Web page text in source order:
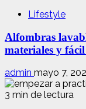
Lifestyle
Alfombras
materiales y
admin mayo 7,
3 min de lectura